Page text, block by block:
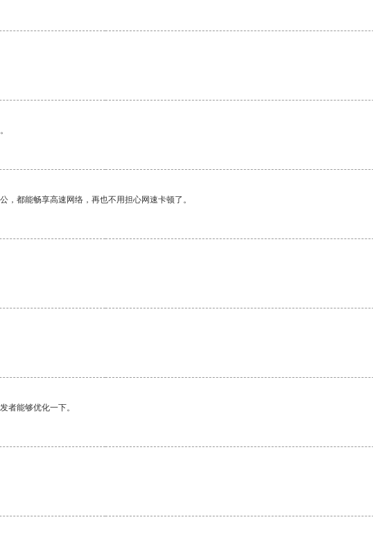
都能畅享高速网络，再也不用担心网速卡顿了。
者能够优化一下。